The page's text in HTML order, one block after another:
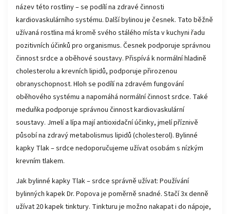
název této rostliny – se podílí na zdravé činnosti
kardiovaskulárního systému. Další bylinou je česnek. Tato běžně
užívaná rostlina má kromě svého stálého místa v kuchyni řadu
pozitivních účinků pro organismus. Česnek podporuje správnou
činnost srdce a oběhové soustavy. Přispívá k normální hladině
cholesterolu a krevních lipidů, podporuje přirozenou
obranyschopnost. Hloh se podílí na zdravém fungování
oběhového systému a napomáhá normální činnost srdce. Také
meduňka podporuje správnou činnost kardiovaskulární
soustavy. Jmelí a lípa mají antioxidační účinky, jmelí příznivě
působí na zdravý metabolismus lipidů (cholesterol). Bylinné
kapky Tlak – srdce nedoporučujeme užívat osobám s nízkým
krevním tlakem.
Jak bylinné kapky Tlak – srdce správně užívat: Používání
bylinných kapek Dr. Popova je poměrně snadné. Stačí 3x denně
užívat 20 kapek tinktury. Tinkturu je možno nakapat i do nápoje,